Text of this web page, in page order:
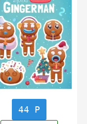
44 Р